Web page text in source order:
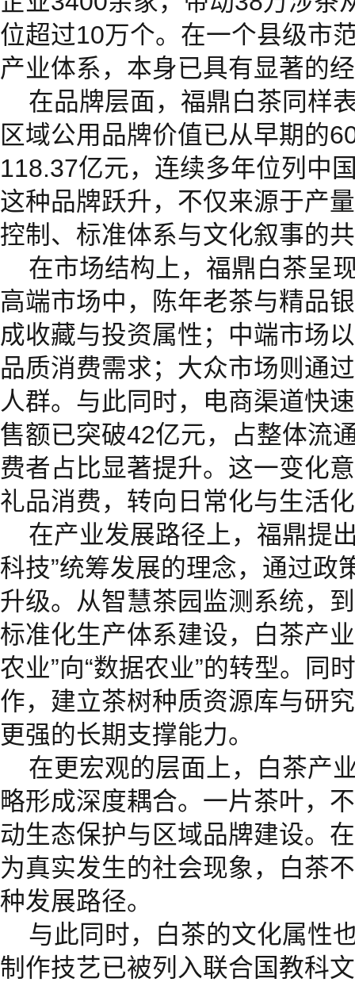
位超过10万个。在一个县级市
产业体系，本身已具有显著的
在品牌层面，福鼎白茶同样
区域公用品牌价值已从早期的
118.37亿元，连续多年位列中
这种品牌跃升，不仅来源于产
控制、标准体系与文化叙事的
在市场结构上，福鼎白茶呈
高端市场中，陈年老茶与精品
成收藏与投资属性；中端市场
品质消费需求；大众市场则通
人群。与此同时，电商渠道快
售额已突破42亿元，占整体流
费者占比显著提升。这一变化
礼品消费，转向日常化与生活
在产业发展路径上，福鼎提
科技”统筹发展的理念，通过政
升级。从智慧茶园监测系统，
标准化生产体系建设，白茶产
农业”向“数据农业”的转型。同
作，建立茶树种质资源库与研
更强的长期支撑能力。
在更宏观的层面上，白茶产
略形成深度耦合。一片茶叶，
动生态保护与区域品牌建设。
为真实发生的社会现象，白茶
种发展路径。
与此同时，白茶的文化属性
制作技艺已被列入联合国教科